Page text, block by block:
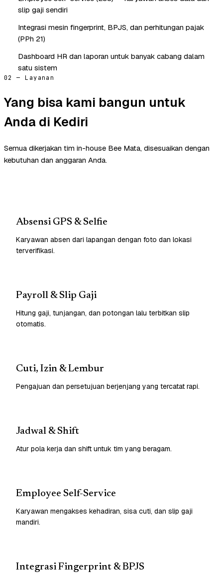
slip gaji sendiri
Integrasi mesin fingerprint, BPJS, dan perhitungan pajak
(PPh 21)
Dashboard HR dan laporan untuk banyak cabang dalam
satu sistem
02 — Layanan
Yang bisa kami bangun untuk
Anda di Kediri
Semua dikerjakan tim in-house Bee Mata, disesuaikan dengan
kebutuhan dan anggaran Anda.
Absensi GPS & Selfie
Karyawan absen dari lapangan dengan foto dan lokasi
terverifikasi.
Payroll & Slip Gaji
Hitung gaji, tunjangan, dan potongan lalu terbitkan slip
otomatis.
Cuti, Izin & Lembur
Pengajuan dan persetujuan berjenjang yang tercatat rapi.
Jadwal & Shift
Atur pola kerja dan shift untuk tim yang beragam.
Employee Self-Service
Karyawan mengakses kehadiran, sisa cuti, dan slip gaji
mandiri.
Integrasi Fingerprint & BPJS